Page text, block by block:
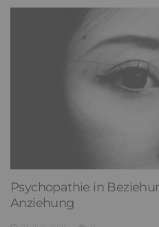
Psychopathie in
Anziehung